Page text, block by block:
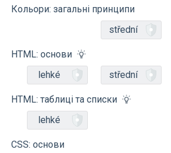
Кольори: загальні принципи
střední
HTML: основи
lehké
střední
HTML: таблиці та списки
lehké
CSS: основи